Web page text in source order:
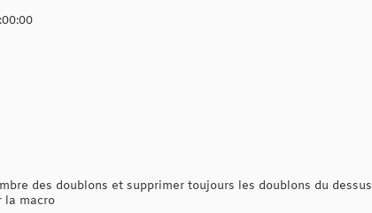
des doublons et supprimer toujours les doublons du dessus
la macro